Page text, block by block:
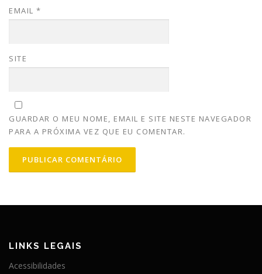
EMAIL *
SITE
GUARDAR O MEU NOME, EMAIL E SITE NESTE NAVEGADOR
PARA A PRÓXIMA VEZ QUE EU COMENTAR.
LINKS LEGAIS
Acessibilidades